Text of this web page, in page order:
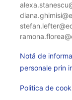
Notă de
personale prin
Politica de